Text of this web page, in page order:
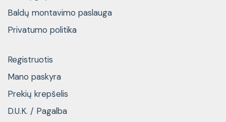
Baldų montavimo paslauga
Privatumo politika
Registruotis
Mano paskyra
Prekių krepšelis
D.U.K. / Pagalba